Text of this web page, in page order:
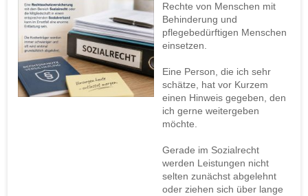
Rechte von Menschen mit
Behinderung und
pflegebedürftigen Menschen
einsetzen.
Eine Person, die ich sehr
schätze, hat vor Kurzem
einen Hinweis gegeben, den
ich gerne weitergeben
möchte.
Gerade im Sozialrecht
werden Leistungen nicht
selten zunächst abgelehnt
oder ziehen sich über lange